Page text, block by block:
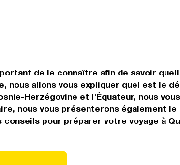
de le connaître afin de savoir
nous allons vous expliquer quel est le
Herzégovine et l'Équateur, nous
nous vous présenterons également le
conseils pour préparer votre voyage à